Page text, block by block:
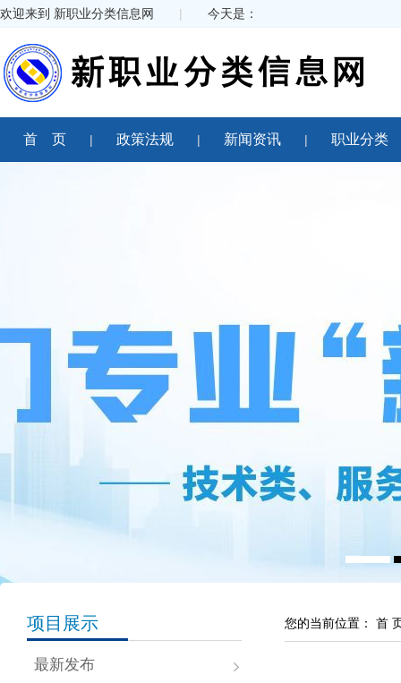
欢迎来到 新职业分类信息网 | 今天是：
首 页 政策法规 新闻资讯 职业分类
项目展示
最新发布
您的当前位置： 首